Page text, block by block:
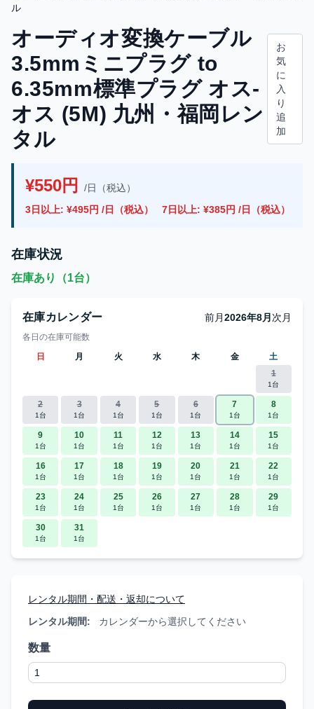
ル
オーディオ変換ケーブル
3.5mmミニプラグ to
6.35mm標準プラグ オス-
オス (5M) 九州・福岡レン
タル
お
気
に
入
り
追
加
¥550円
/日（税込）
3日以上: ¥495円 /日（税込）
7日以上: ¥385円 /日（税込）
在庫状況
在庫あり（1台）
在庫カレンダー 前月2026年8月 次月
各日の在庫可能数
日
月 火 水 木 金
土
1
1台
2
1台
3
1台
4
1台
5
1台
6
1台
7
1台
8
1台
9
1台
10
1台
11
1台
12
1台
13
1台
14
1台
15
1台
16
1台
17
1台
18
1台
19
1台
20
1台
21
1台
22
1台
23
1台
24
1台
25
1台
26
1台
27
1台
28
1台
29
1台
30
1台
31
1台
レンタル期間・配送・返却について
レンタル期間:
カレンダーから選択してください
数量